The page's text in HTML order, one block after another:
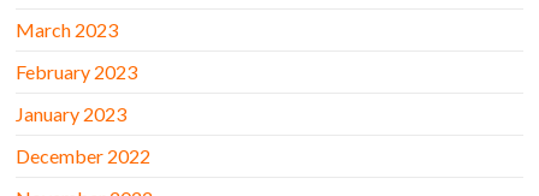
March 2023
February 2023
January 2023
December 2022